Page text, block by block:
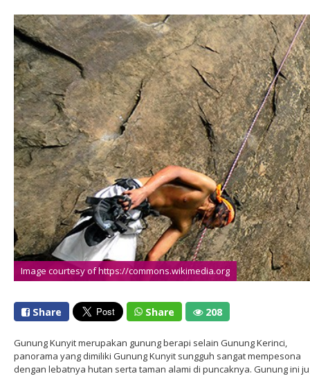
Image courtesy of https://commons.wikimedia.org
Share Share 208
Gunung Kunyit merupakan gunung berapi selain Gunung Kerinci,
panorama yang dimiliki Gunung Kunyit sungguh sangat mempesona
dengan lebatnya hutan serta taman alami di puncaknya. Gunung ini